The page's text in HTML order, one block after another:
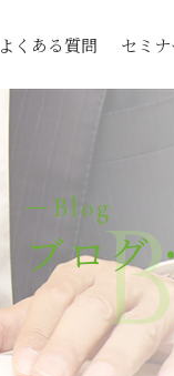
よくある質問 セミ
Blog
ブログ